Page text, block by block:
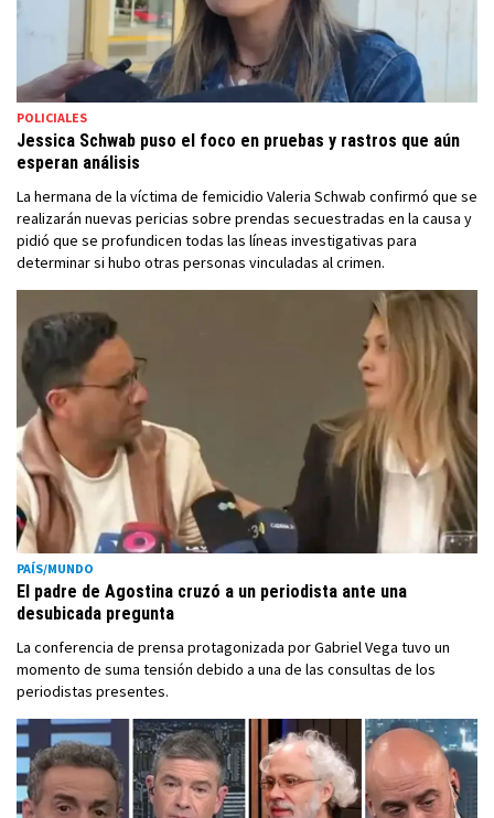
POLICIALES
Jessica Schwab puso el foco en pruebas y rastros que aún
esperan análisis
La hermana de la víctima de femicidio Valeria Schwab confirmó que se
realizarán nuevas pericias sobre prendas secuestradas en la causa y
pidió que se profundicen todas las líneas investigativas para
determinar si hubo otras personas vinculadas al crimen.
PAÍS/MUNDO
El padre de Agostina cruzó a un periodista ante una
desubicada pregunta
La conferencia de prensa protagonizada por Gabriel Vega tuvo un
momento de suma tensión debido a una de las consultas de los
periodistas presentes.